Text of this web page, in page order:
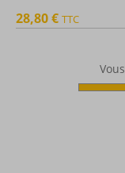
28,80 € TTC